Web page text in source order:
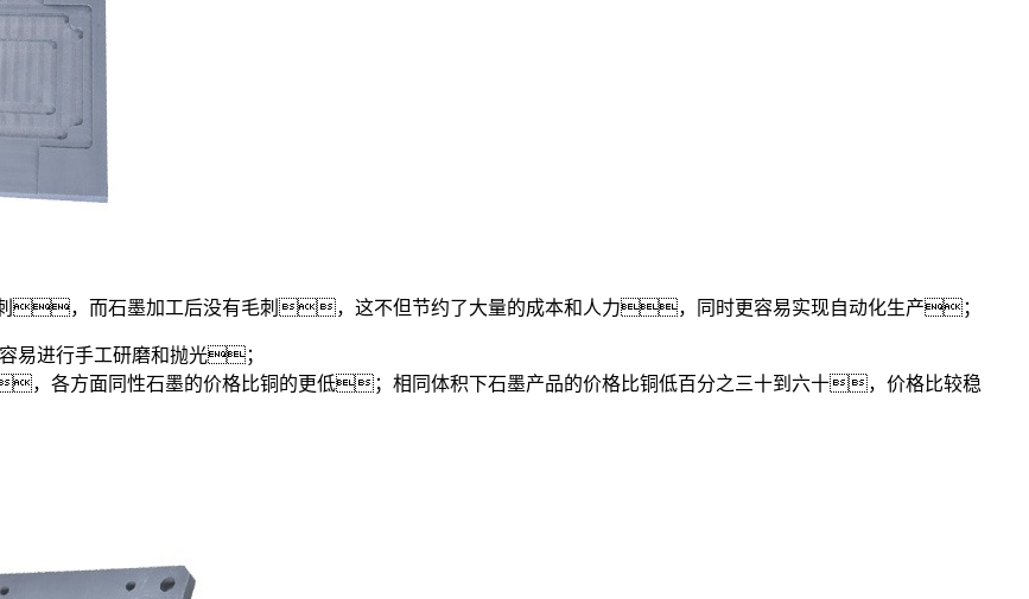
，而石墨加工后没有毛刺，这不但节约了大量的成本和人力，同时更容易实现自动化生产；
易进行手工研磨和抛光；
方面同性石墨的价格比铜的更低；相同体积下石墨产品的价格比铜低百分之三十到六十，价格比较稳